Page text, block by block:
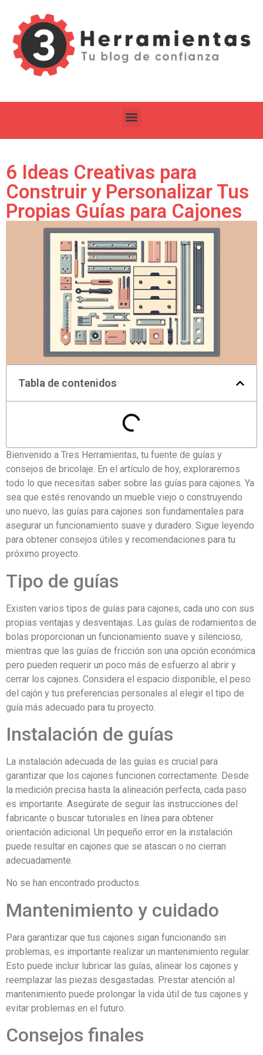
6 Ideas Creativas para
Construir y Personalizar Tus
Propias Guías para Cajones
Tabla de contenidos
Bienvenido a Tres Herramientas, tu fuente de guías y
consejos de bricolaje. En el artículo de hoy, exploraremos
todo lo que necesitas saber sobre las guías para cajones. Ya
sea que estés renovando un mueble viejo o construyendo
uno nuevo, las guías para cajones son fundamentales para
asegurar un funcionamiento suave y duradero. Sigue leyendo
para obtener consejos útiles y recomendaciones para tu
próximo proyecto.
Tipo de guías
Existen varios tipos de guías para cajones, cada uno con sus
propias ventajas y desventajas. Las guías de rodamientos de
bolas proporcionan un funcionamiento suave y silencioso,
mientras que las guías de fricción son una opción económica
pero pueden requerir un poco más de esfuerzo al abrir y
cerrar los cajones. Considera el espacio disponible, el peso
del cajón y tus preferencias personales al elegir el tipo de
guía más adecuado para tu proyecto.
Instalación de guías
La instalación adecuada de las guías es crucial para
garantizar que los cajones funcionen correctamente. Desde
la medición precisa hasta la alineación perfecta, cada paso
es importante. Asegúrate de seguir las instrucciones del
fabricante o buscar tutoriales en línea para obtener
orientación adicional. Un pequeño error en la instalación
puede resultar en cajones que se atascan o no cierran
adecuadamente.
No se han encontrado productos.
Mantenimiento y cuidado
Para garantizar que tus cajones sigan funcionando sin
problemas, es importante realizar un mantenimiento regular.
Esto puede incluir lubricar las guías, alinear los cajones y
reemplazar las piezas desgastadas. Prestar atención al
mantenimiento puede prolongar la vida útil de tus cajones y
evitar problemas en el futuro.
Consejos finales